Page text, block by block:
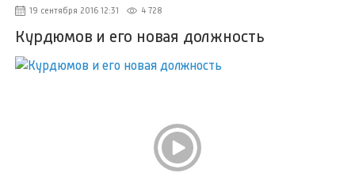
19 сентября 2016 12:31 4 728
Курдюмов и его новая должность